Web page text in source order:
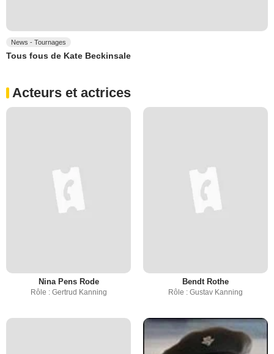
News - Tournages
Tous fous de Kate Beckinsale
Acteurs et actrices
Nina Pens Rode
Rôle : Gertrud Kanning
Bendt Rothe
Rôle : Gustav Kanning